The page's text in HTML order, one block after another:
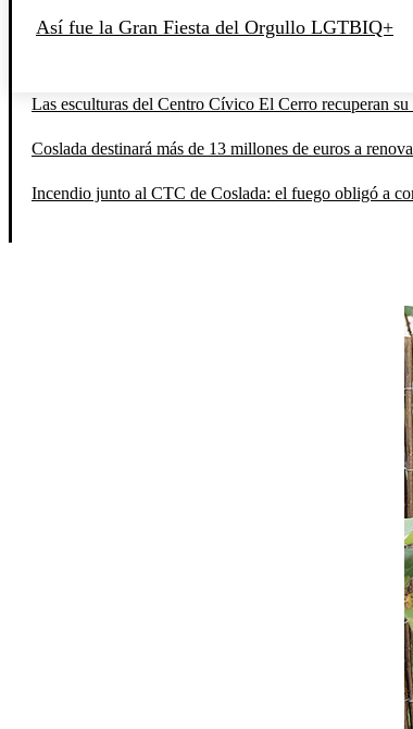
Así fue la Gran Fiesta del Orgullo LGTBIQ+
Las esculturas del Centro Cívico El Cerro recuperan
Coslada destinará más de 13 millones de euros a
Incendio junto al CTC de Coslada: el fuego obligó a